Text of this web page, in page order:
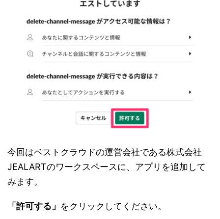
今回はベストクラウドの運営会社である株式会社
JEALARTのワークスペースに、アプリを追加して
みます。
「許可する」 をクリックしてください。